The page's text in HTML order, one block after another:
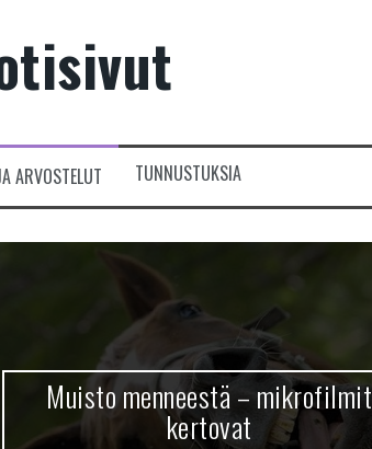
ARVOSTELUT TUNNUSTUKSIA
Muisto menneestä – mikrofilmit
kertovat